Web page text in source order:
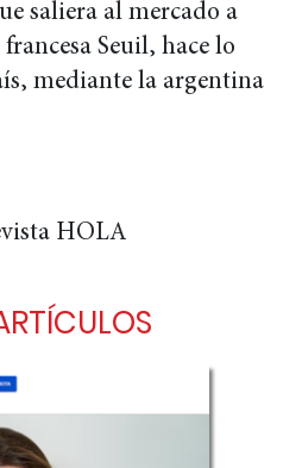
saliera al mercado a
Seuil, hace lo
mediante la argentina
HOLA